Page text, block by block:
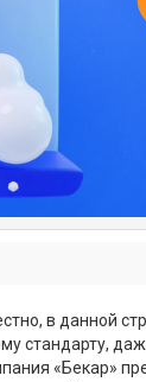
в данной
стандарту,
«Бекар»